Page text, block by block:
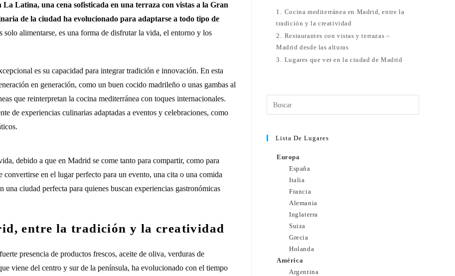
Latina, una cena sofisticada en una terraza con vistas a la Gran
de la ciudad ha evolucionado para adaptarse a todo tipo de
solo alimentarse, es una forma de disfrutar la vida, el entorno y los
es su capacidad para integrar tradición e innovación. En esta
en generación, como un buen cocido madrileño o unas gambas al
que reinterpretan la cocina mediterránea con toques internacionales.
de experiencias culinarias adaptadas a eventos y celebraciones, como
debido a que en Madrid se come tanto para compartir, como para
en el lugar perfecto para un evento, una cita o una comida
ciudad perfecta para quienes buscan experiencias gastronómicas
entre la tradición y la creatividad
presencia de productos frescos, aceite de oliva, verduras de
viene del centro y sur de la península, ha evolucionado con el tiempo
1. Cocina mediterránea en Madrid, entre la
tradición y la creatividad
2. Restaurantes con vistas y terrazas –
Madrid desde las alturas
3. Lugares que ver en la ciudad de Madrid
Lista De Lugares
Europa
España
Italia
Francia
Alemania
Inglaterra
Suiza
Grecia
Holanda
América
Argentina